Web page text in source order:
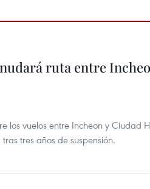
ruta entre
los vuelos entre Incheon y Ciudad
tres años de suspensión.